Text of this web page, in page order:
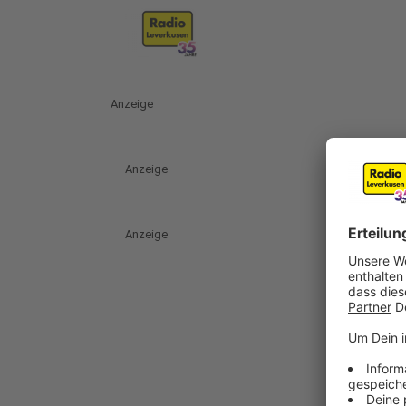
Anzeige
Anzeige
Anzeige